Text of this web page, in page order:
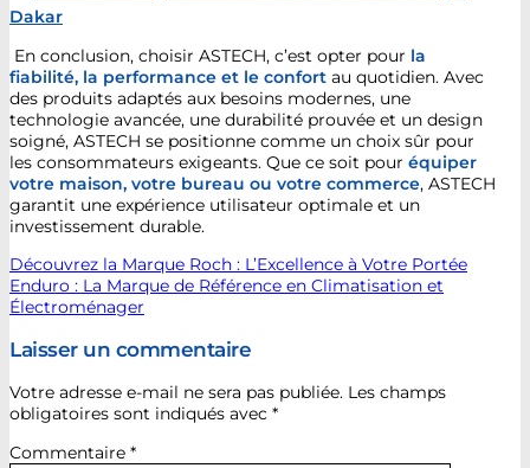
Dakar
En conclusion, choisir ASTECH, c’est opter pour la
fiabilité, la performance et le confort au quotidien. Avec
des produits adaptés aux besoins modernes, une
technologie avancée, une durabilité prouvée et un design
soigné, ASTECH se positionne comme un choix sûr pour
les consommateurs exigeants. Que ce soit pour équiper
votre maison, votre bureau ou votre commerce, ASTECH
garantit une expérience utilisateur optimale et un
investissement durable.
Découvrez la Marque Roch : L’Excellence à Votre Portée
Enduro : La Marque de Référence en Climatisation et
Électroménager
Laisser un commentaire
Votre adresse e-mail ne sera pas publiée. Les champs
obligatoires sont indiqués avec *
Commentaire *